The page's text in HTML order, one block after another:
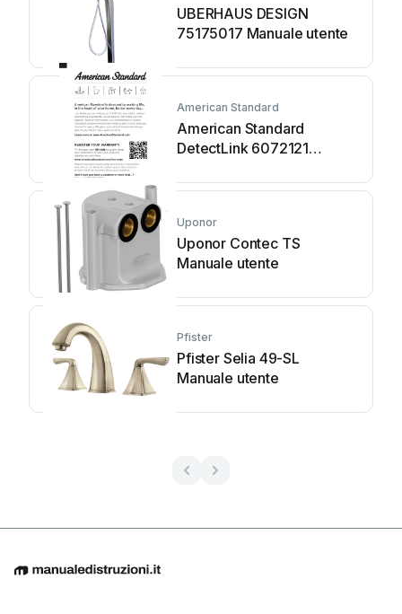
UBERHAUS DESIGN
75175017 Manuale utente
American Standard
American Standard
DetectLink 6072121
Uponor
Uponor Contec TS
Manuale utente
Pfister
Pfister Selia 49-SL
Manuale utente